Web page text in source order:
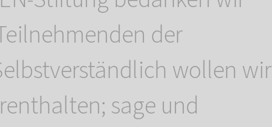
der
wollen wir
sage und